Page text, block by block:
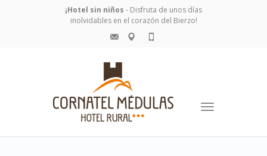
¡Hotel sin niños - Disfruta de unos días
inolvidables en el corazón del Bierzo!
Toggle